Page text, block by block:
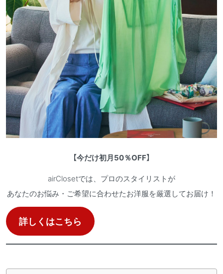
【今だけ初月50％OFF】
airClosetでは、プロのスタイリストが
あなたのお悩み・ご希望に合わせたお洋服を厳選してお届け！
詳しくはこちら